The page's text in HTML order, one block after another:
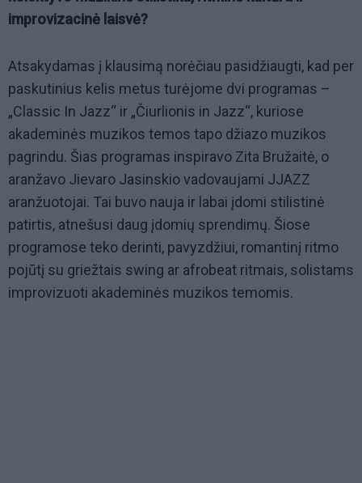
improvizacinė laisvė?
Atsakydamas į klausimą norėčiau pasidžiaugti, kad per
paskutinius kelis metus turėjome dvi programas –
„Classic In Jazz“ ir „Čiurlionis in Jazz“, kuriose
akademinės muzikos temos tapo džiazo muzikos
pagrindu. Šias programas inspiravo Zita Bružaitė, o
aranžavo Jievaro Jasinskio vadovaujami JJAZZ
aranžuotojai. Tai buvo nauja ir labai įdomi stilistinė
patirtis, atnešusi daug įdomių sprendimų. Šiose
programose teko derinti, pavyzdžiui, romantinį ritmo
pojūtį su griežtais swing ar afrobeat ritmais, solistams
improvizuoti akademinės muzikos temomis.